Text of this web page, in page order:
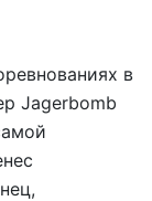
в
Jagerbomb